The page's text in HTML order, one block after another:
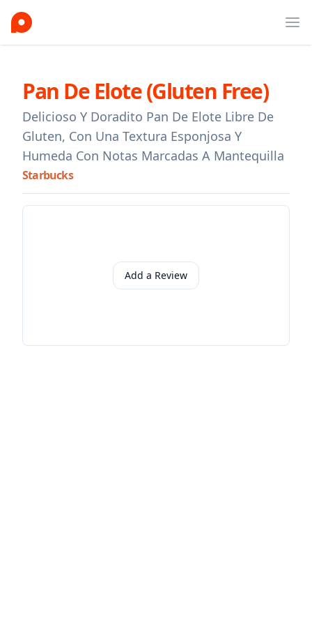
Pan De Elote (gluten Free)
Delicioso Y Doradito Pan De Elote Libre De
Gluten, Con Una Textura Esponjosa Y
Humeda Con Notas Marcadas A Mantequilla
Starbucks
Add a Review